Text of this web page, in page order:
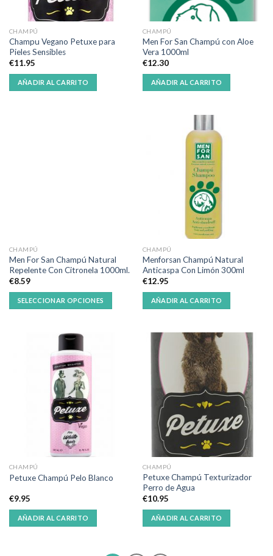
CHAMPÚ
Champu Vegano Petuxe para
Pieles Sensibles
€11.95
AÑADIR AL CARRITO
CHAMPÚ
Men For San Champú con Aloe
Vera 1000ml
€12.30
AÑADIR AL CARRITO
CHAMPÚ
Men For San Champú Natural
Repelente Con Citronela 1000ml.
€8.59
SELECCIONAR OPCIONES
CHAMPÚ
Menforsan Champú Natural
Anticaspa Con Limón 300ml
€12.95
AÑADIR AL CARRITO
CHAMPÚ
Petuxe Champú Pelo Blanco
€9.95
AÑADIR AL CARRITO
CHAMPÚ
Petuxe Champú Texturizador
Perro de Agua
€10.95
AÑADIR AL CARRITO